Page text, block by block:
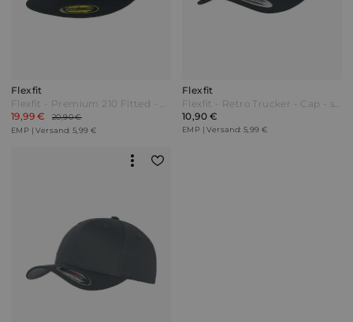
Flexfit
Flexfit - Premium 210 Fitted - Cap - schwarz
19,99 €
20,90 €
EMP | Versand: 5,99 €
Flexfit
Flexfit - Retro Trucker - Cap - schwarz
10,90 €
EMP | Versand: 5,99 €